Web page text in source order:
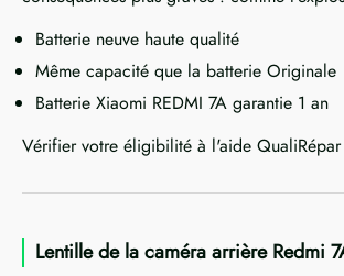
Batterie neuve haute qualité
Même capacité que la batterie Originale
Batterie Xiaomi REDMI 7A garantie 1 an
Vérifier votre éligibilité à l'aide
Lentille de la caméra arrière Redmi